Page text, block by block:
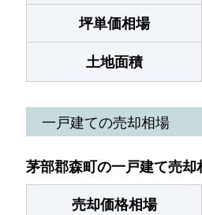
坪単価相場
土地面積
一戸建ての売却相場
茅部郡森町の一戸建て売却
売却価格相場